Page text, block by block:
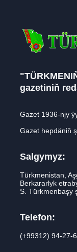
gazetiniň
Gazet 1936-njy
Gazet hepdäniň
Salgymyz:
Türkmenistan,
Berkararlyk
S. Türkmenbaşy
Telefon:
(+99312) 94-27-